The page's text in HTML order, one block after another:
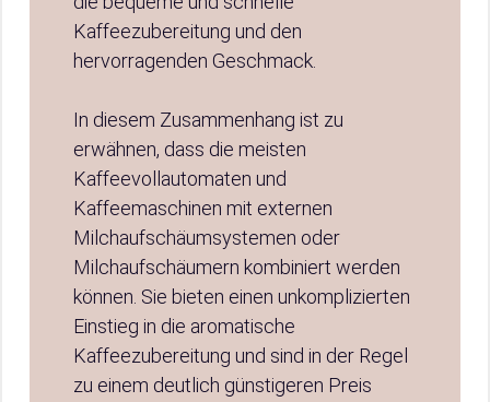
Kaffeezubereitung und den
hervorragenden Geschmack.
In diesem Zusammenhang ist zu
erwähnen, dass die meisten
Kaffeevollautomaten und
Kaffeemaschinen mit externen
Milchaufschäumsystemen oder
Milchaufschäumern kombiniert werden
können. Sie bieten einen unkomplizierten
Einstieg in die aromatische
Kaffeezubereitung und sind in der Regel
zu einem deutlich günstigeren Preis